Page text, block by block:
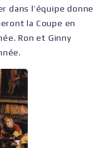
dans l’équipe donne
la Coupe en
Ron et Ginny